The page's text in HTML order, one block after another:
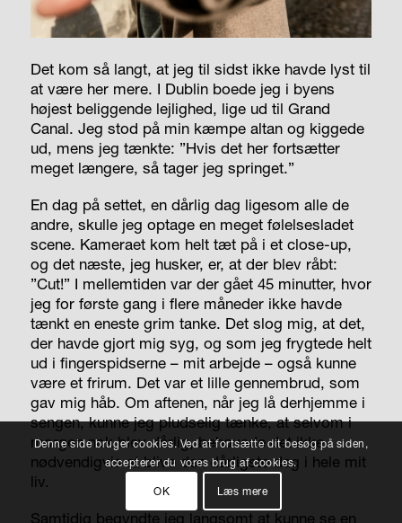
Det kom så langt, at jeg til sidst ikke havde lyst til
at være her mere. I Dublin boede jeg i byens
højest beliggende lejlighed, lige ud til Grand
Canal. Jeg stod på min kæmpe altan og kiggede
ud, mens jeg tænkte: ”Hvis det her fortsætter
meget længere, så tager jeg springet.”
En dag på settet, en dårlig dag ligesom alle de
andre, skulle jeg optage en meget følelsesladet
scene. Kameraet kom helt tæt på i et close-up,
og det næste, jeg husker, er, at der blev råbt:
”Cut!” I mellemtiden var der gået 45 minutter, hvor
jeg for første gang i flere måneder ikke havde
tænkt en eneste grim tanke. Det slog mig, at det,
der havde gjort mig syg, og som jeg frygtede helt
ud i fingerspidserne – mit arbejde – også kunne
være et frirum. Det var et lille gennembrud, som
gav mig håb. Om aftenen, når jeg lå derhjemme i
sengen, kunne jeg pludselig tænke, at selvom i
morgen nok blev dårlig, behøvede det ikke
nødvendigvis at blive den dårligste dag i hele mit
liv.
Samtidig begyndte jeg langsomt at kunne se en
Denne side bruger cookies. Ved at fortsætte dit besøg på siden,
accepterer du vores brug af cookies.
OK Læs mere